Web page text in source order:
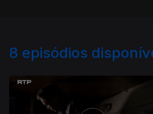
8 episódios